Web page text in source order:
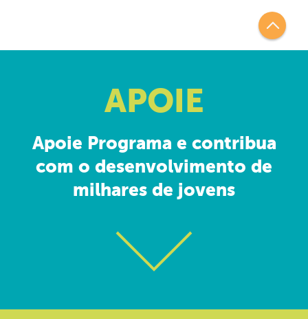
APOIE
Apoie Programa e contribua
com o desenvolvimento de
milhares de jovens